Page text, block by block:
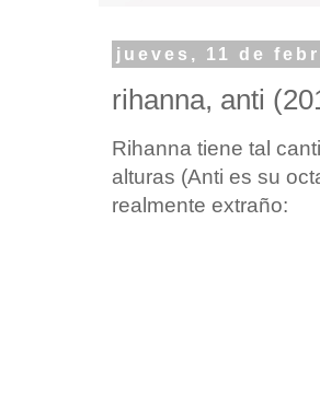
jueves, 11 de
rihanna, anti
Rihanna tiene tal
alturas (Anti es su
realmente extraño: